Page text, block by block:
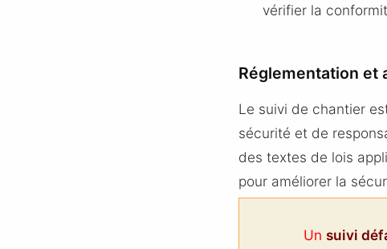
vérifier la
Réglementation et
Le suivi de chantier
sécurité et de
des textes de lois
pour améliorer la
Unsuivi